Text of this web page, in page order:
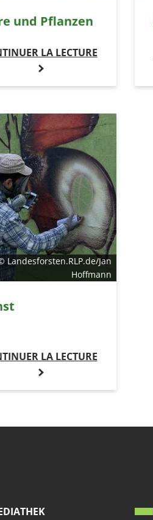
und Pflanzen
LA LECTURE
Landesforsten.RLP.de/Jan
Hoffmann
LA LECTURE